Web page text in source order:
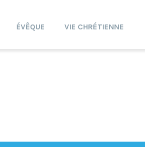
ÉVÊQUE VIE CHRÉTIENNE